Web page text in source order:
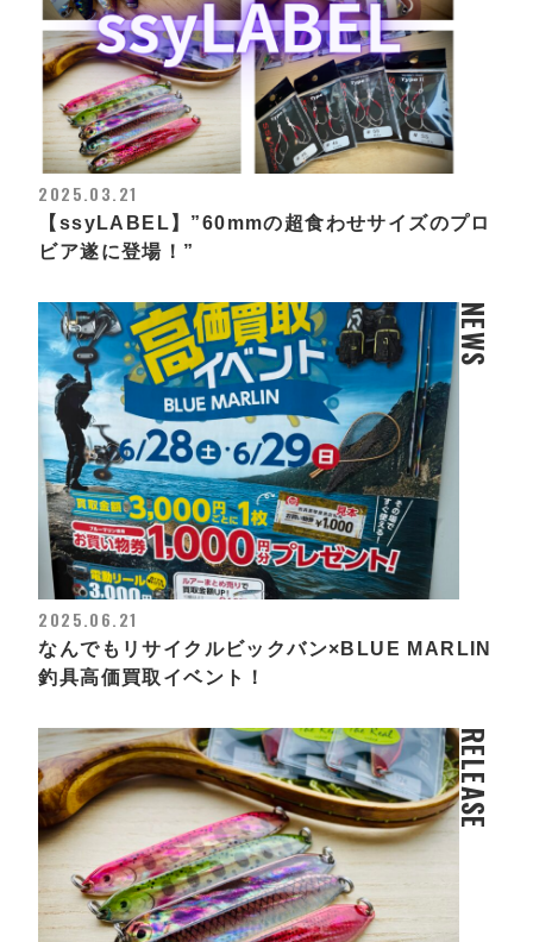
2025.03.21
【ssyLABEL】”60mmの超食わせサイズのプロ
ビア遂に登場！”
NEWS
2025.06.21
なんでもリサイクルビックバン×BLUE MARLIN
釣具高価買取イベント！
RELEASE